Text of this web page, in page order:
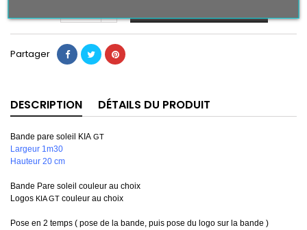
Partager
DESCRIPTION DÉTAILS DU PRODUIT
Bande pare soleil KIA GT
Largeur 1m30
Hauteur 20 cm
Bande Pare soleil couleur au choix
Logos KIA GT couleur au choix
Pose en 2 temps ( pose de la bande, puis pose du logo sur la bande )